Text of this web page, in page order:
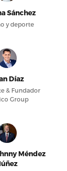
Sánchez
y deporte
Díaz
& Fundador
Group
Méndez